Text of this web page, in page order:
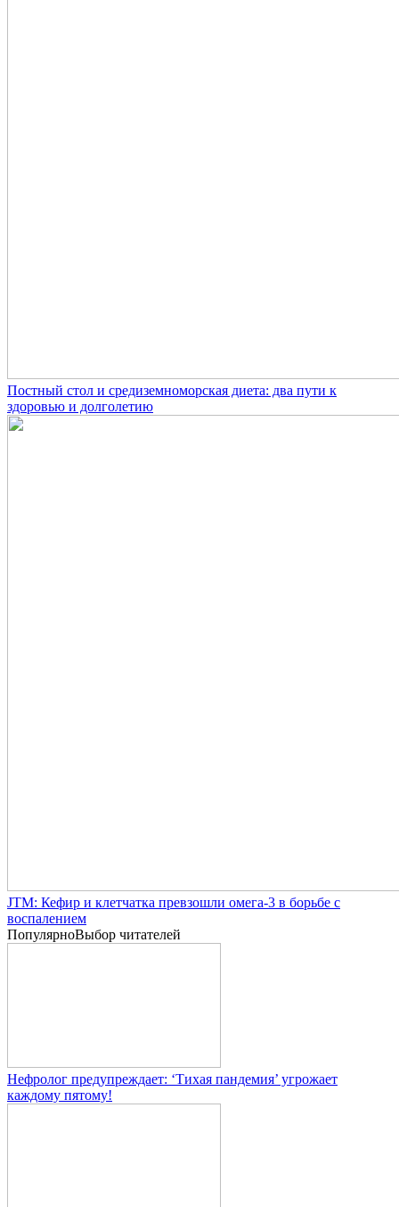
Постный стол и средиземноморская диета: два пути к
здоровью и долголетию
JTM: Кефир и клетчатка превзошли омега-3 в борьбе с
воспалением
ПопулярноВыбор читателей
Нефролог предупреждает: ‘Тихая пандемия’ угрожает
каждому пятому!